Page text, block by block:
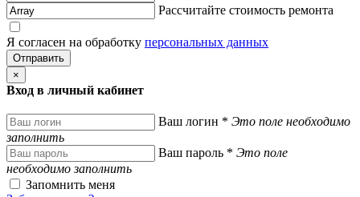
Рассчитайте стоимость ремонта
Я согласен на обработку персональных данных
×
Вход в личный кабинет
Ваш логин * Это поле необходимо
заполнить
Ваш пароль * Это поле
необходимо заполнить
Запомнить меня